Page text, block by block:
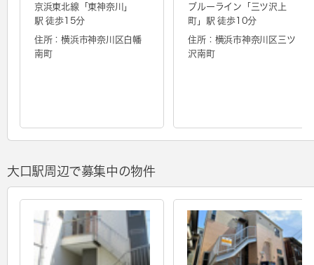
京浜東北線「東神奈川
」
駅 徒歩15分
住所：横浜市神奈川区白幡
南町
ブルーライン「 三ツ沢上
町 」駅 徒歩10分
住所：横浜市神奈川区三ツ
沢南町
大口駅周辺で募集中の物件